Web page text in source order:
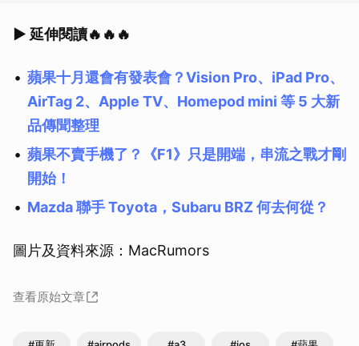
▶ 延伸閱讀🔥🔥🔥
蘋果十月還會有發表會？Vision Pro、iPad Pro、
AirTag 2、Apple TV、Homepod mini 等 5 大新
品傳聞整理
蘋果不賣手機了？《F1》只是開端，串流之戰才剛
開始！
Mazda 聯手 Toyota，Subaru BRZ 何去何從？
圖片及資料來源：MacRumors
查看原始文章